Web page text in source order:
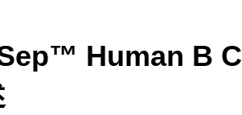
Human B